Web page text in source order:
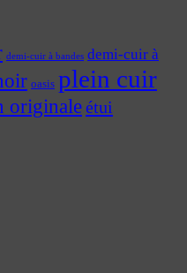
demi-cuir à bandes demi-cuir à
oasis plein cuir
originaleétui